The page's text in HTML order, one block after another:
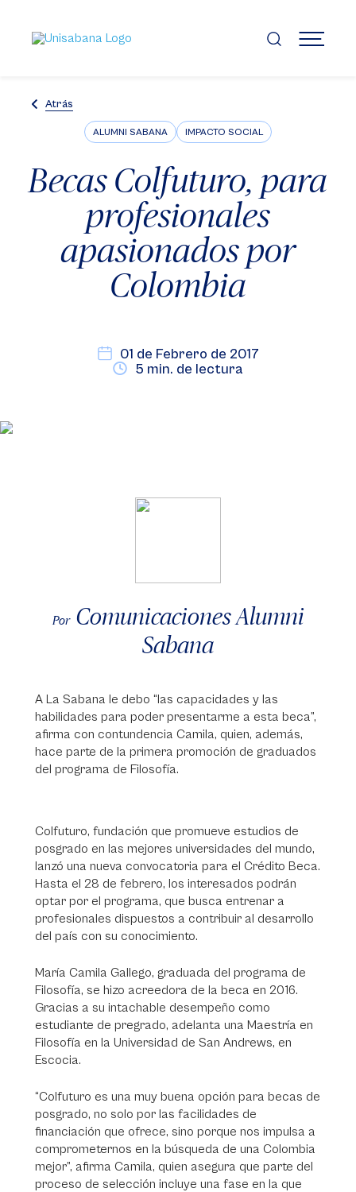
contenido
principal
MENÚ
Atrás
ALUMNI SABANA IMPACTO SOCIAL
Becas Colfuturo, para
profesionales
apasionados por
Colombia
01 de Febrero de 2017
5 min. de lectura
Por Comunicaciones Alumni
Sabana
A La Sabana le debo “las capacidades y las
habilidades para poder presentarme a esta beca”,
afirma con contundencia Camila, quien, además,
hace parte de la primera promoción de graduados
del programa de Filosofía.
Colfuturo, fundación que promueve estudios de
posgrado en las mejores universidades del mundo,
lanzó una nueva convocatoria para el Crédito Beca.
Hasta el 28 de febrero, los interesados podrán
optar por el programa, que busca entrenar a
profesionales dispuestos a contribuir al desarrollo
del país con su conocimiento.
María Camila Gallego, graduada del programa de
Filosofía, se hizo acreedora de la beca en 2016.
Gracias a su intachable desempeño como
estudiante de pregrado, adelanta una Maestría en
Filosofía en la Universidad de San Andrews, en
Escocia.
“Colfuturo es una muy buena opción para becas de
posgrado, no solo por las facilidades de
financiación que ofrece, sino porque nos impulsa a
comprometernos en la búsqueda de una Colombia
mejor”, afirma Camila, quien asegura que parte del
proceso de selección incluye una fase en la que